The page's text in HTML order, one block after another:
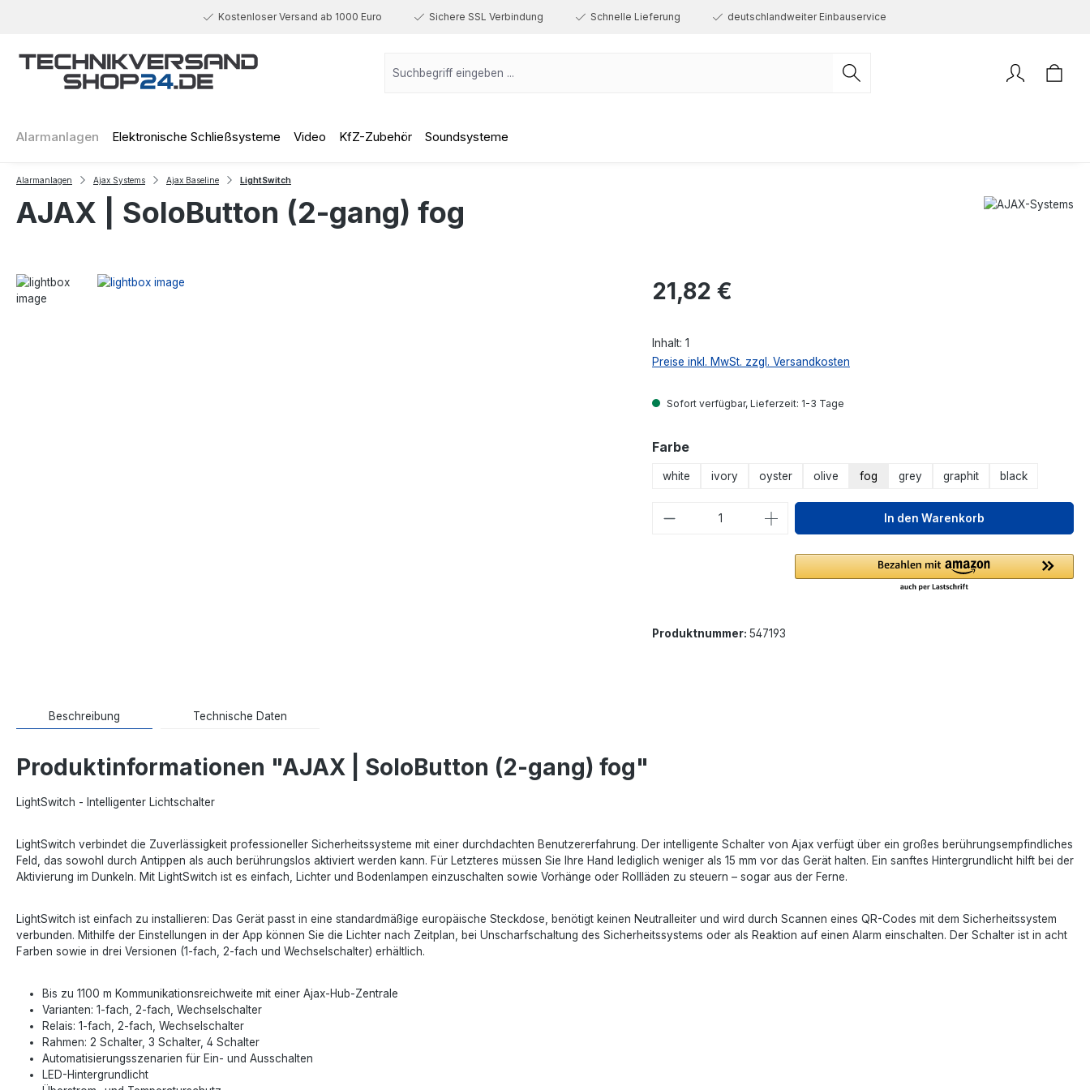
Kostenloser Versand ab 1000 Euro Sichere SSL Verbindung Schnelle Lieferung deutschlandweiter Einbauservice
Alarmanlagen Elektronische Schließsysteme Video KfZ-Zubehör Soundsysteme
Alarmanlagen Ajax Systems Ajax Baseline LightSwitch
AJAX | SoloButton (2-gang) fog
Regulärer Preis:
21,82 €
Inhalt: 1
Preise inkl. MwSt. zzgl. Versandkosten
Sofort verfügbar, Lieferzeit: 1-3 Tage
Farbeauswählen
white ivory oyster olive fog grey graphit black
Produkt Anzahl: Gib den gewünschten Wert
In den Warenkorb
Produktnummer: 547193
Beschreibung Technische Daten
Produktinformationen "AJAX | SoloButton (2-gang) fog"
LightSwitch - Intelligenter Lichtschalter
LightSwitch verbindet die Zuverlässigkeit professioneller Sicherheitssysteme mit einer durchdachten Benutzererfahrung. Der intelligente Schalter von Ajax verfügt über ein großes berührungsempfindliches
Feld, das sowohl durch Antippen als auch berührungslos aktiviert werden kann. Für Letzteres müssen Sie Ihre Hand lediglich weniger als 15 mm vor das Gerät halten. Ein sanftes Hintergrundlicht hilft bei der
Aktivierung im Dunkeln. Mit LightSwitch ist es einfach, Lichter und Bodenlampen einzuschalten sowie Vorhänge oder Rollläden zu steuern – sogar aus der Ferne.
LightSwitch ist einfach zu installieren: Das Gerät passt in eine standardmäßige europäische Steckdose, benötigt keinen Neutralleiter und wird durch Scannen eines QR-Codes mit dem Sicherheitssystem
verbunden. Mithilfe der Einstellungen in der App können Sie die Lichter nach Zeitplan, bei Unscharfschaltung des Sicherheitssystems oder als Reaktion auf einen Alarm einschalten. Der Schalter ist in acht
Farben sowie in drei Versionen (1-fach, 2-fach und Wechselschalter) erhältlich.
Bis zu 1100 m Kommunikationsreichweite mit einer Ajax-Hub-Zentrale
Varianten: 1-fach, 2-fach, Wechselschalter
Relais: 1-fach, 2-fach, Wechselschalter
Rahmen: 2 Schalter, 3 Schalter, 4 Schalter
Automatisierungsszenarien für Ein- und Ausschalten
LED-Hintergrundlicht